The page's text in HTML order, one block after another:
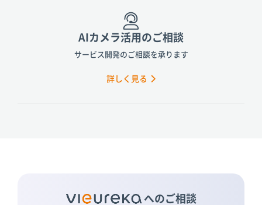
AIカメラ活用のご相談
サービス開発のご相談を承ります
詳しく見る
へのご相談